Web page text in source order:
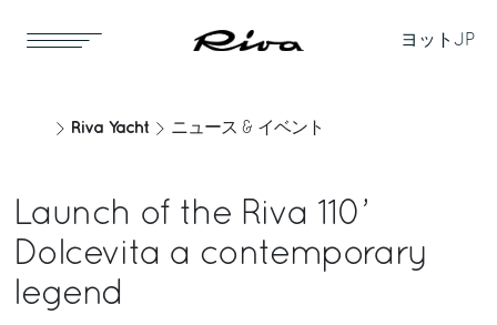
ヨット JP
Riva Yacht ニュース & イベント
Launch of the Riva 110’
Dolcevita a contemporary
legend